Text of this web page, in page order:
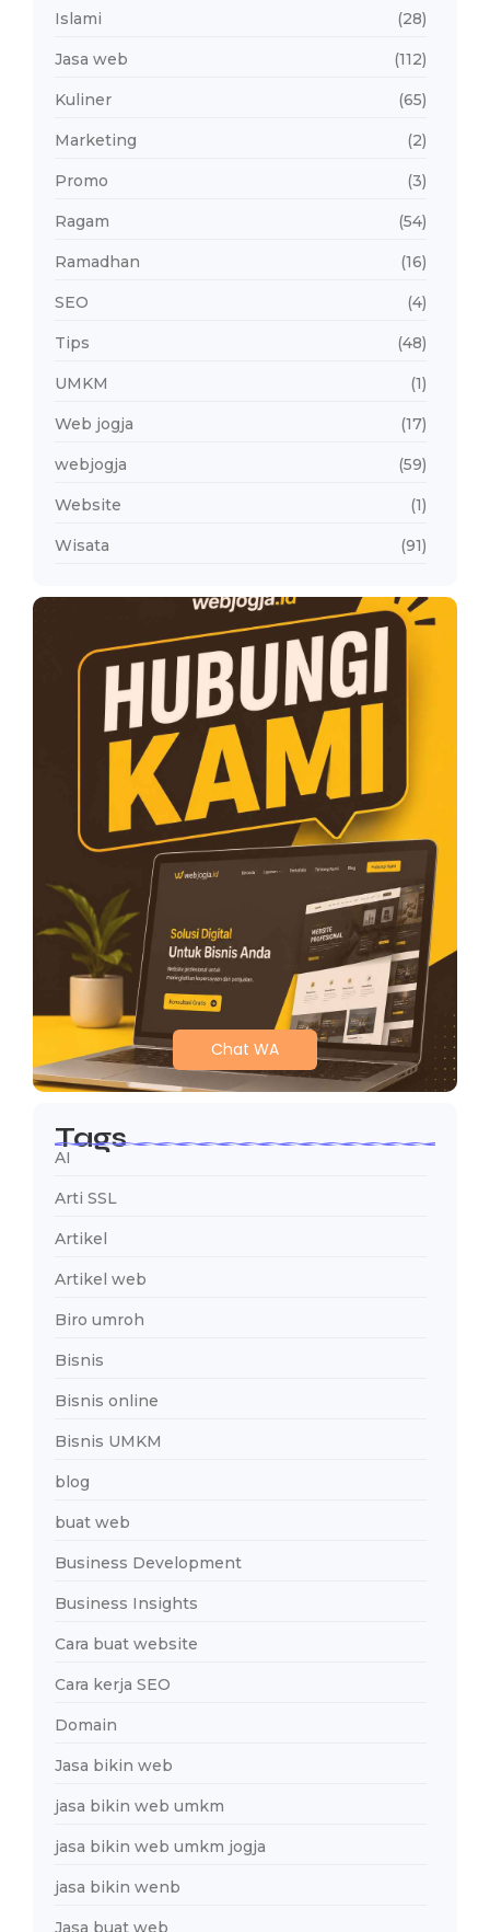
Islami (28)
Jasa web (112)
Kuliner (65)
Marketing (2)
Promo (3)
Ragam (54)
Ramadhan (16)
SEO (4)
Tips (48)
UMKM (1)
Web jogja (17)
webjogja (59)
Website (1)
Wisata (91)
Chat WA
Tags
AI
Arti SSL
Artikel
Artikel web
Biro umroh
Bisnis
Bisnis online
Bisnis UMKM
blog
buat web
Business Development
Business Insights
Cara buat website
Cara kerja SEO
Domain
Jasa bikin web
jasa bikin web umkm
jasa bikin web umkm jogja
jasa bikin wenb
Jasa buat web